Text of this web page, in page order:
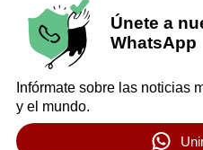
Únete a
WhatsApp
Infórmate sobre las noticias
y el mundo.